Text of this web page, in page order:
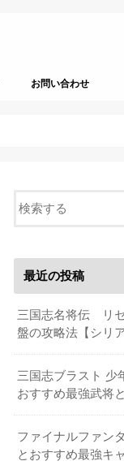
お問い合わせ
最近の投稿
三国志名将伝 リ
盤の攻略法【シリ
三国志ブラスト
おすすめ最強武将
ファイナルファン
とおすすめ最強キ